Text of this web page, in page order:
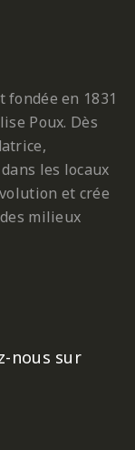
fondée en 1831
Poux. Dès
les locaux
et crée
milieux
nous sur